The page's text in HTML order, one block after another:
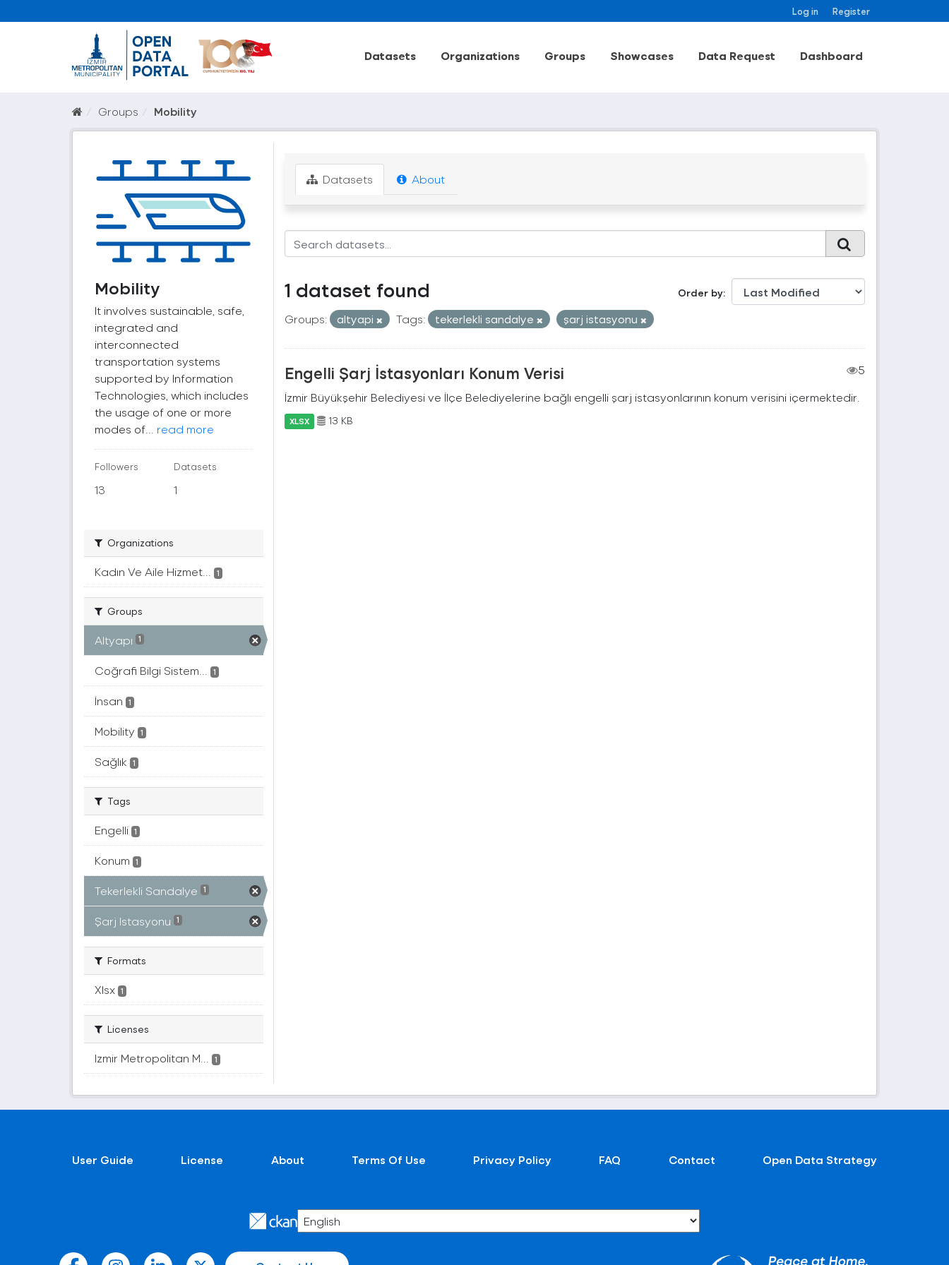
Log in Register
Datasets Organizations Groups Showcases Data Request Dashboard
Groups Mobility
Mobility
It involves sustainable, safe,
integrated and
interconnected
transportation systems
supported by Information
Technologies, which includes
the usage of one or more
modes of... read more
Followers
13
Datasets
1
Organizations
Kadın Ve Aile Hizmet... 1
Groups
Altyapı 1
Coğrafi Bilgi Sistem... 1
İnsan 1
Mobility 1
Sağlık 1
Tags
Engelli 1
Konum 1
Tekerlekli Sandalye 1
Şarj Istasyonu 1
Formats
Xlsx 1
Licenses
Izmir Metropolitan M... 1
Datasets About
Order by
1 dataset found
Groups: altyapi Tags: tekerlekli sandalye şarj istasyonu
Engelli Şarj İstasyonları Konum Verisi
5
İzmir Büyükşehir Belediyesi ve İlçe Belediyelerine bağlı engelli şarj istasyonlarının konum verisini içermektedir.
XLSX 13 KB
User Guide License About Terms Of Use Privacy Policy FAQ Contact Open Data Strategy